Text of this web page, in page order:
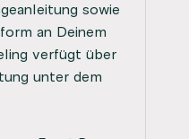
sowie
an Deinem
verfügt über
unter dem